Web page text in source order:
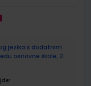
jezika s dodatnim
osnovne škole, 2.